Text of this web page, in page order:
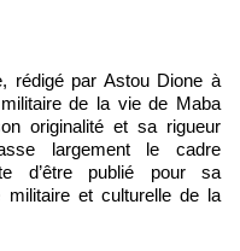
rédigé par Astou Dione à
de la vie de Maba
originalité et sa rigueur
largement le cadre
d’être publié pour sa
militaire et culturelle de la